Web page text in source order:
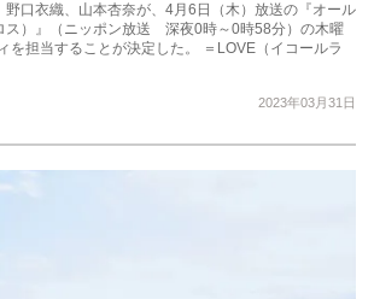
野口衣織、山本杏奈が、4月6日（木）放送の『オール
ス）』（ニッポン放送 深夜0時～0時58分）の木曜
を担当することが決定した。 ＝LOVE（イコールラ
2023年03月31日